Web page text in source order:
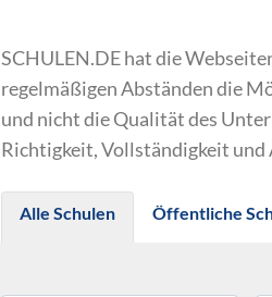
SCHULEN.DE hat die
regelmäßigen Abständen die
und nicht die Qualität des
Richtigkeit, Vollständigkeit und
Alle Schulen Öffentliche